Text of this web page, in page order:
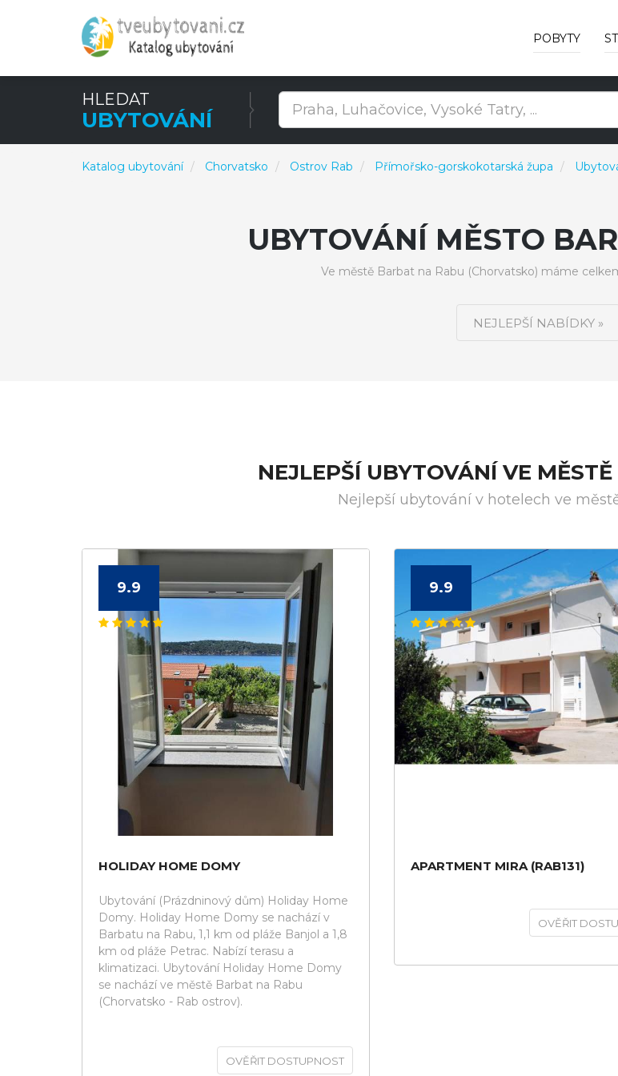
POBYTY
HLEDAT
UBYTOVÁNÍ
Katalog ubytování Chorvatsko Ostrov Rab Přímořsko-gorskokotarská župa
UBYTOVÁNÍ MĚSTO
Ve městě Barbat na Rabu (Chorvatsko) máme
NEJLEPŠÍ NABÍDKY »
NEJLEPŠÍ UBYTOVÁNÍ VE
Nejlepší ubytování v hotelech ve
9.9
HOLIDAY HOME DOMY
Ubytování (Prázdninový dům) Holiday Home
Domy. Holiday Home Domy se nachází v
Barbatu na Rabu, 1,1 km od pláže Banjol a 1,8
km od pláže Petrac. Nabízí terasu a
klimatizaci. Ubytování Holiday Home Domy
se nachází ve městě Barbat na Rabu
(Chorvatsko - Rab ostrov).
OVĚŘIT DOSTUPNOST
9.9
APARTMENT MIRA (RAB131)
OVĚŘIT